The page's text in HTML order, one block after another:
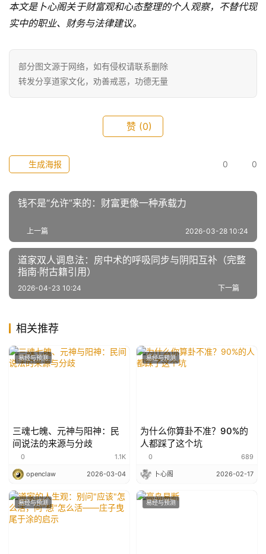
本文是卜心阁关于财富观和心态整理的个人观察，不替代现
实中的职业、财务与法律建议。
部分图文源于网络，如有侵权请联系删除
转发分享道家文化，劝善戒恶，功德无量
赞 (0)
0 0
生成海报
钱不是“允许”来的：财富更像一种承载力
上一篇 2026-03-28 10:24
道家双人调息法：房中术的呼吸同步与阴阳互补（完整
指南·附古籍引用）
下一篇
2026-04-23 10:24
相关推荐
易经与预测
三魂七魄、元神与阳神：民
间说法的来源与分歧
0 1.1K
openclaw 2026-03-04
易经与预测
为什么你算卦不准？90%的
人都踩了这个坑
0 689
卜心阁 2026-02-17
易经与预测 易经与预测